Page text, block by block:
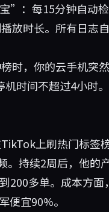
”：每15分钟自动
放时长。所有日志
，你的云手机突
时间不超过4小时
上刷热门标签
持续2周后，他的
200多单。成本方
便宜90%。